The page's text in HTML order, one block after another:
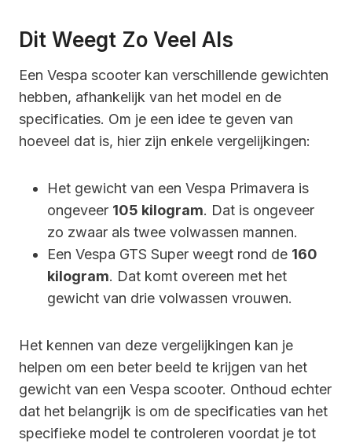
Dit Weegt Zo Veel Als
Een Vespa scooter kan verschillende gewichten
hebben, afhankelijk van het model en de
specificaties. Om je een idee te geven van
hoeveel dat is, hier zijn enkele vergelijkingen:
Het gewicht van een Vespa Primavera is
ongeveer 105 kilogram. Dat is ongeveer
zo zwaar als twee volwassen mannen.
Een Vespa GTS Super weegt rond de 160
kilogram. Dat komt overeen met het
gewicht van drie volwassen vrouwen.
Het kennen van deze vergelijkingen kan je
helpen om een beter beeld te krijgen van het
gewicht van een Vespa scooter. Onthoud echter
dat het belangrijk is om de specificaties van het
specifieke model te controleren voordat je tot